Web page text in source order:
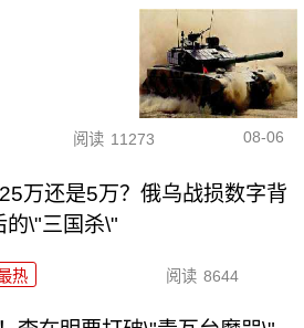
阅读 11273 08-06
万还是5万？俄乌战损数字背
的\"三国杀\"
热 阅读 8644